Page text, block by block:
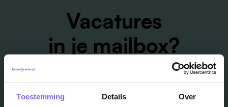
Toestemming Details Over
Vacatures
in je mailbox?
Schrijf je in en we houden je op de hoogte